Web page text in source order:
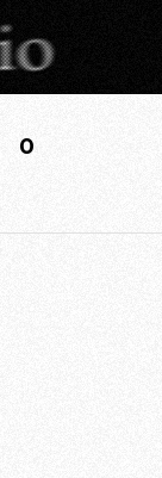
0